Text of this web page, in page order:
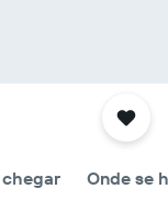
Onde se